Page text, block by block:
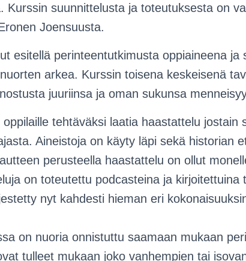
Kurssin suunnittelusta ja toteutuksesta on
Joensuusta.
esitellä perinteentutkimusta oppiaineena ja
arkea. Kurssin toisena keskeisenä
juuriinsa ja oman sukunsa
tehtäväksi laatia haastattelu jostain
Aineistoja on käyty läpi sekä historian
perusteella haastattelu on ollut
on toteutettu podcasteina ja kirjoitettuina
nyt kahdesti hieman eri
on nuoria onnistuttu saamaan mukaan
tulleet mukaan joko vanhempien tai